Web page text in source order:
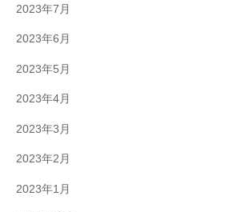
2023年7月
2023年6月
2023年5月
2023年4月
2023年3月
2023年2月
2023年1月